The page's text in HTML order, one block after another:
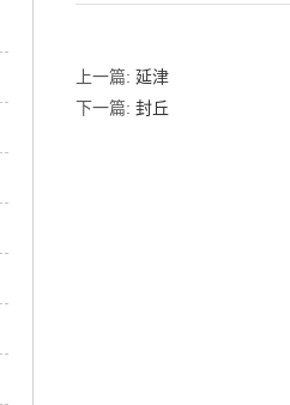
上一篇: 延津
下一篇: 封丘